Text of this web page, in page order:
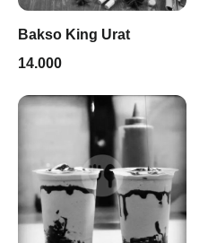
Bakso King Urat
14.000